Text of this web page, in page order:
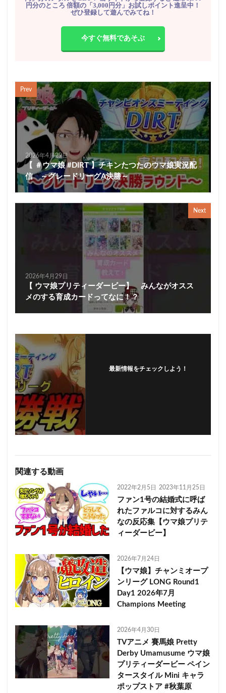
円分のところ 倍額の「3,000円分」お試しポイント進呈中！
ぜひ登録して遊んでみてね！
今すぐ無料であそぶ
Prev
2026年4月29日
【 ＃ウマ娘 #DIRT 】チキンたつたのウマ娘実況配
信 ～グレードリーグA決勝～
Next
2026年4月29日
【 ウマ娘プリティーダービー】 みんながオスス
メのする育成カードってなに！？
最新情報をチェックしよう！
関連する動画
2022年2月5日 2023年11月25日
ファン1号の結婚式に呼ば
れたファルコに対するみん
なの反応集【ウマ娘プリテ
ィーダービー】
2026年7月24日
【ウマ娘】チャンミオープ
ンリーグ LONG Round1
Day1 2026年7月
Champions Meeting
2026年4月30日
TVアニメ 賽馬娘 Pretty
Derby Umamusume ウマ娘
プリティーダービー ペイン
タースタイル Mini キャラ
ポップストア #秋葉原